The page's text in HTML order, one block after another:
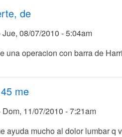
de
Jue, 08/07/2010 - 5:04am
una operacion con barra de
me
Dom, 11/07/2010 - 7:21am
ayuda mucho al dolor lumbar q